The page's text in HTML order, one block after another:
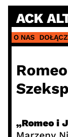
Skip
content
ACK
O NAS DOŁĄCZ
„Romeo i